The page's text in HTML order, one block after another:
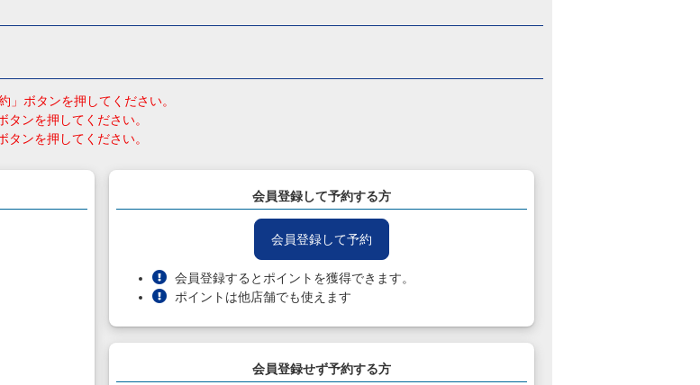
」ボタンを押してください。
ンを押してください。
ンを押してください。
会員登録して予約する方
会員登録して予約
会員登録するとポイントを獲得できます。
ポイントは他店舗でも使えます
会員登録せず予約する方